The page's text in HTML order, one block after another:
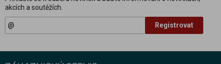
akcích a soutěžích.
Registrovat